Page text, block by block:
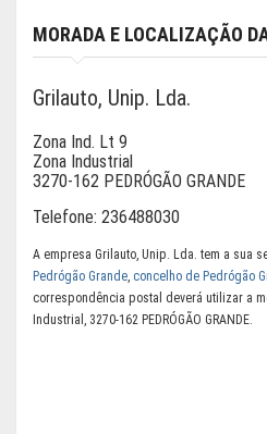
MORADA E LOCALIZAÇÃO
Grilauto, Unip. Lda.
Zona Ind. Lt 9
Zona Industrial
3270-162 PEDRÓGÃO GRANDE
Telefone: 236488030
A empresa Grilauto, Unip. Lda. tem a sua
Pedrógão Grande, concelho de Pedrógão
correspondência postal deverá utilizar a
Industrial, 3270-162 PEDRÓGÃO GRANDE.